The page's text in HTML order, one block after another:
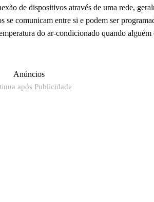
de dispositivos através de uma rede,
comunicam entre si e podem ser
do ar-condicionado quando alguém
Anúncios
após Publicidade